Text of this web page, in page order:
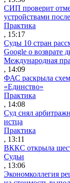
СИП проверит
устройствами
Практика
, 15:17
Суды 10 стран
Google о возврате
Международная
, 14:09
ФАС раскрыла
«Единство»
Практика
, 14:08
Суд снял
истца
Практика
, 13:11
ВККС открыла
Судьи
, 13:06
Экономколлегия